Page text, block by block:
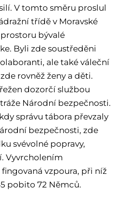
V tomto směru proslul
třídě v Moravské
bývalé
Byli zde soustředěni
ale také váleční
rovněž ženy a děti.
dozorčí službou
Národní bezpečnosti.
správu tábora převzaly
bezpečnosti, zde
svévolné popravy,
Vyvrcholením
vzpoura, při níž
pobito 72 Němců.